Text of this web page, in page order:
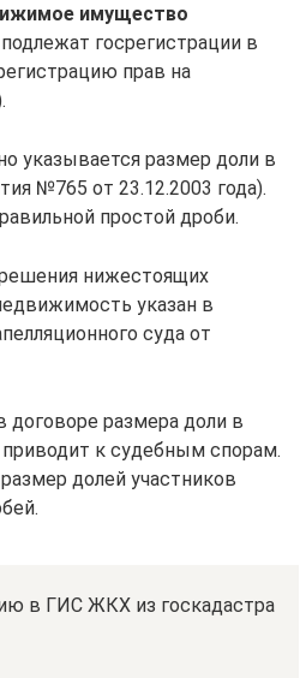
имущество
госрегистрации в
прав на
указывается размер доли в
№765 от 23.12.2003 года).
простой дроби.
нижестоящих
указан в
суда от
размера доли в
к судебным спорам.
долей участников
в ГИС ЖКХ из госкадастра